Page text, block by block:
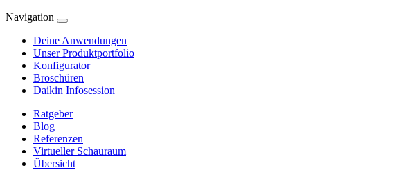
Navigation
Deine Anwendungen
Unser Produktportfolio
Konfigurator
Broschüren
Daikin Infosession
Ratgeber
Blog
Referenzen
Virtueller Schauraum
Übersicht